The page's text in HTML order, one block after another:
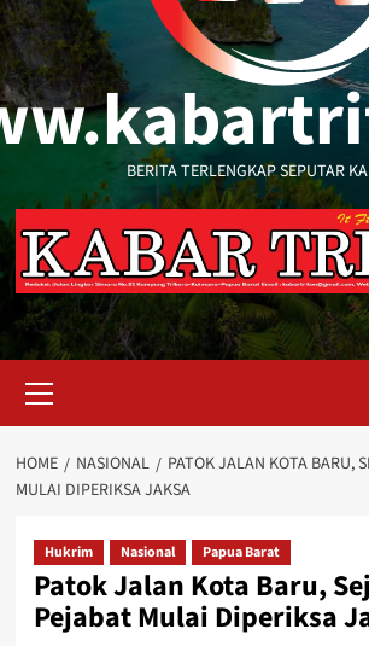
BERITA TERLENGKAP SEPUTAR
Menu
HOME NASIONAL
PATOK JALAN KOTA BARU,
MULAI DIPERIKSA JAKSA
Hukrim Nasional Papua Barat
Patok Jalan Kota Baru,
Pejabat Mulai Diperiksa